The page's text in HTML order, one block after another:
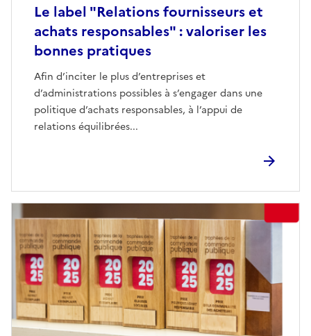
Le label "Relations fournisseurs et
achats responsables" : valoriser les
bonnes pratiques
Afin d’inciter le plus d’entreprises et
d’administrations possibles à s’engager dans une
politique d’achats responsables, à l’appui de
relations équilibrées...